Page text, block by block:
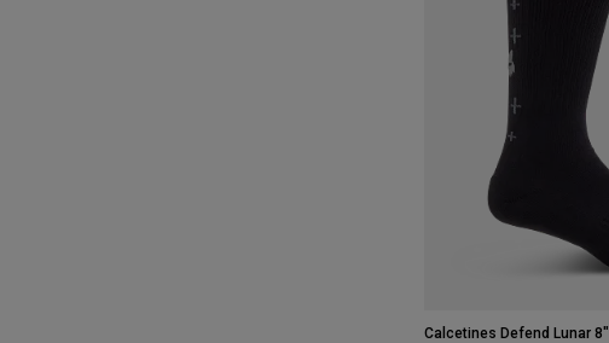
Calcetines Defend Lunar 8"